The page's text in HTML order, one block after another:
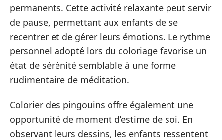
permanents. Cette activité relaxante peut servir
de pause, permettant aux enfants de se
recentrer et de gérer leurs émotions. Le rythme
personnel adopté lors du coloriage favorise un
état de sérénité semblable à une forme
rudimentaire de méditation.
Colorier des pingouins offre également une
opportunité de moment d’estime de soi. En
observant leurs dessins, les enfants ressentent